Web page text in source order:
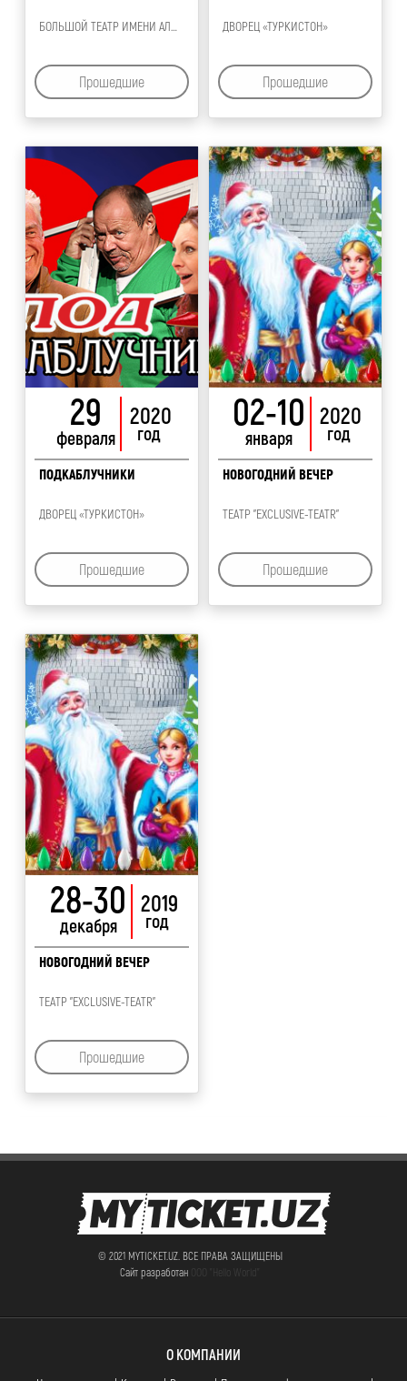
БОЛЬШОЙ ТЕАТР ИМЕНИ АЛИШЕРА НАВОИ
Прошедшие
ДВОРЕЦ «ТУРКИСТОН»
Прошедшие
29
февраля
2020
год
ПОДКАБЛУЧНИКИ
ДВОРЕЦ «ТУРКИСТОН»
Прошедшие
02-10
января
2020
год
НОВОГОДНИЙ ВЕЧЕР
ТЕАТР "EXCLUSIVE-TEATR"
Прошедшие
28-30
декабря
2019
год
НОВОГОДНИЙ ВЕЧЕР
ТЕАТР "EXCLUSIVE-TEATR"
Прошедшие
© 2021 MYTICKET.UZ. ВСЕ ПРАВА ЗАЩИЩЕНЫ
Сайт разработан
О КОМПАНИИ